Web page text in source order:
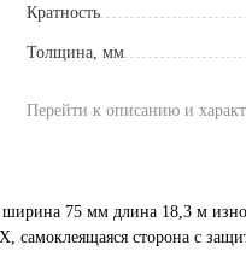
Кратность
Толщина, мм
Перейти к описанию и
75 мм длина 18,3 м
сторона с